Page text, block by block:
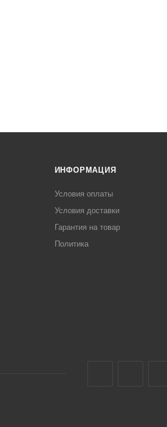
ИНФОРМАЦИЯ
Условия оплаты
Условия доставки
Гарантия на товар
Политика